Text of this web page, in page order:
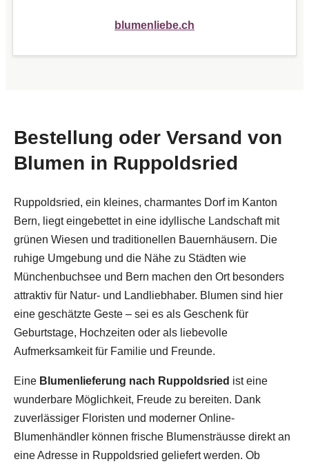
blumenliebe.ch
Bestellung oder Versand von
Blumen in Ruppoldsried
Ruppoldsried, ein kleines, charmantes Dorf im Kanton
Bern, liegt eingebettet in eine idyllische Landschaft mit
grünen Wiesen und traditionellen Bauernhäusern. Die
ruhige Umgebung und die Nähe zu Städten wie
Münchenbuchsee und Bern machen den Ort besonders
attraktiv für Natur- und Landliebhaber. Blumen sind hier
eine geschätzte Geste – sei es als Geschenk für
Geburtstage, Hochzeiten oder als liebevolle
Aufmerksamkeit für Familie und Freunde.
Eine Blumenlieferung nach Ruppoldsried ist eine
wunderbare Möglichkeit, Freude zu bereiten. Dank
zuverlässiger Floristen und moderner Online-
Blumenhändler können frische Blumensträusse direkt an
eine Adresse in Ruppoldsried geliefert werden. Ob